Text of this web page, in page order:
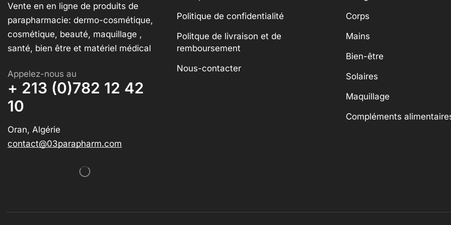
Vente en en ligne de produits de
parapharmacie: dermo-cosmétique,
cosmétique, beauté, maquillage ,
santé, bien être et matériel médical
Appelez-nous au
+ 213 (0)782 12 42
10
Oran, Algérie
contact@03parapharm.com
Politique de confidentialité
Politque de livraison et de
remboursement
Nous-contacter
Corps
Mains
Bien-être
Solaires
Maquillage
Compléments